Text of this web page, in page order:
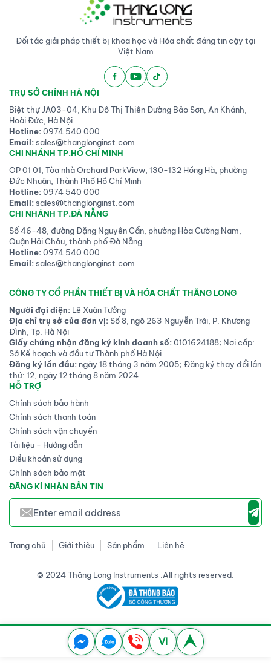
Đối tác giải pháp thiết bị khoa học và Hóa chất đáng tin cậy tại
Việt Nam
TRỤ SỞ CHÍNH HÀ NỘI
Biệt thự JA03-04, Khu Đô Thị Thiên Đường Bảo Sơn, An Khánh,
Hoài Đức, Hà Nội
Hotline:0974 540 000
Email:sales@thanglonginst.com
CHI NHÁNH TP.HỒ CHÍ MINH
OP 01 01, Tòa nhà Orchard ParkView, 130-132 Hồng Hà, phường
Đức Nhuận, Thành Phố Hồ Chí Minh
Hotline:0974 540 000
Email:sales@thanglonginst.com
CHI NHÁNH TP.ĐÀ NẴNG
Số 46-48, đường Đặng Nguyên Cẩn, phường Hòa Cường Nam,
Quận Hải Châu, thành phố Đà Nẵng
Hotline:0974 540 000
Email:sales@thanglonginst.com
CÔNG TY CỔ PHẦN THIẾT BỊ VÀ HÓA CHẤT THĂNG LONG
Người đại diện: Lê Xuân Tưởng
Địa chỉ trụ sở của đơn vị:Số 8, ngõ 263 Nguyễn Trãi, P. Khương
Đình, Tp. Hà Nội
Giấy chứng nhận đăng ký kinh doanh số:0101624188; Nơi cấp:
Sở Kế hoạch và đầu tư Thành phố Hà Nội
Đăng ký lần đầu: ngày 18 tháng 3 năm 2005; Đăng ký thay đổi lần
thứ: 12, ngày 12 tháng 8 năm 2024
HỖ TRỢ
Chính sách bảo hành
Chính sách thanh toán
Chính sách vận chuyển
Tài liệu - Hướng dẫn
Điều khoản sử dụng
Chính sách bảo mật
ĐĂNG KÍ NHẬN BẢN TIN
Trang chủ Giới thiệu Sản phẩm Liên hệ
© 2024 Thăng Long Instruments .All rights reserved.
VI